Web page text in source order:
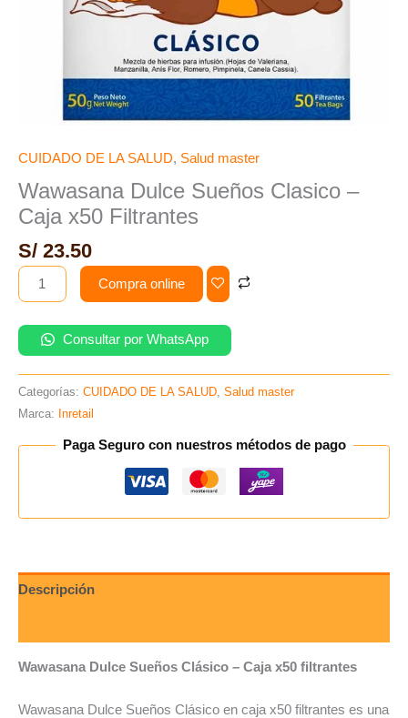
CUIDADO DE LA SALUD, Salud master
Wawasana Dulce Sueños Clasico –
Caja x50 Filtrantes
S/ 23.50
Compra online
Consultar por WhatsApp
Categorías: CUIDADO DE LA SALUD Salud master
Marca: Inretail
Paga Seguro con nuestros métodos de pago
Descripción
Wawasana Dulce Sueños Clásico – Caja x50 filtrantes
Wawasana Dulce Sueños Clásico en caja x50 filtrantes es una